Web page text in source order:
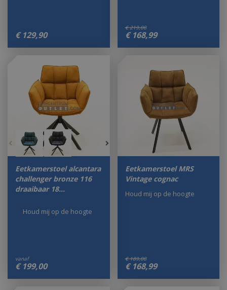
€ 129,90
€ 219,00
€ 168,99
Eetkamerstoel alcantara
challenger bronze 116
draaibaar 18…
vanaf
€ 199,00
Houd mij op de hoogte
Eetkamerstoel MRS
Vintage cognac
€ 189,00
€ 168,99
Houd mij op de hoogte